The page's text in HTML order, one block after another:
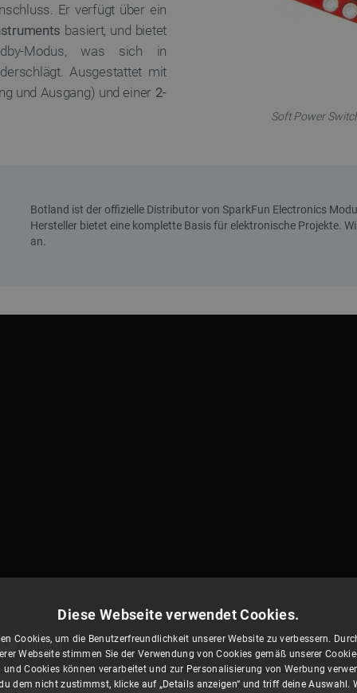
Er verfügt über ein
basiert, und bietet
Modus, was sich in
Ausgestattet mit
und Ausgang) und einer 2-
Soft Power
Diese Webseite verwendet Cookies.
Cookies, um die Benutzerfreundlichkeit unserer Website zu verbessern.
Webseite stimmen Sie der Verwendung von Cookies gemäß unserer
und Cookies können verarbeitet und zur Personalisierung von Werbung
dem nicht zustimmst, klicke auf „Details anzeigen“ und triff deine Auswahl.